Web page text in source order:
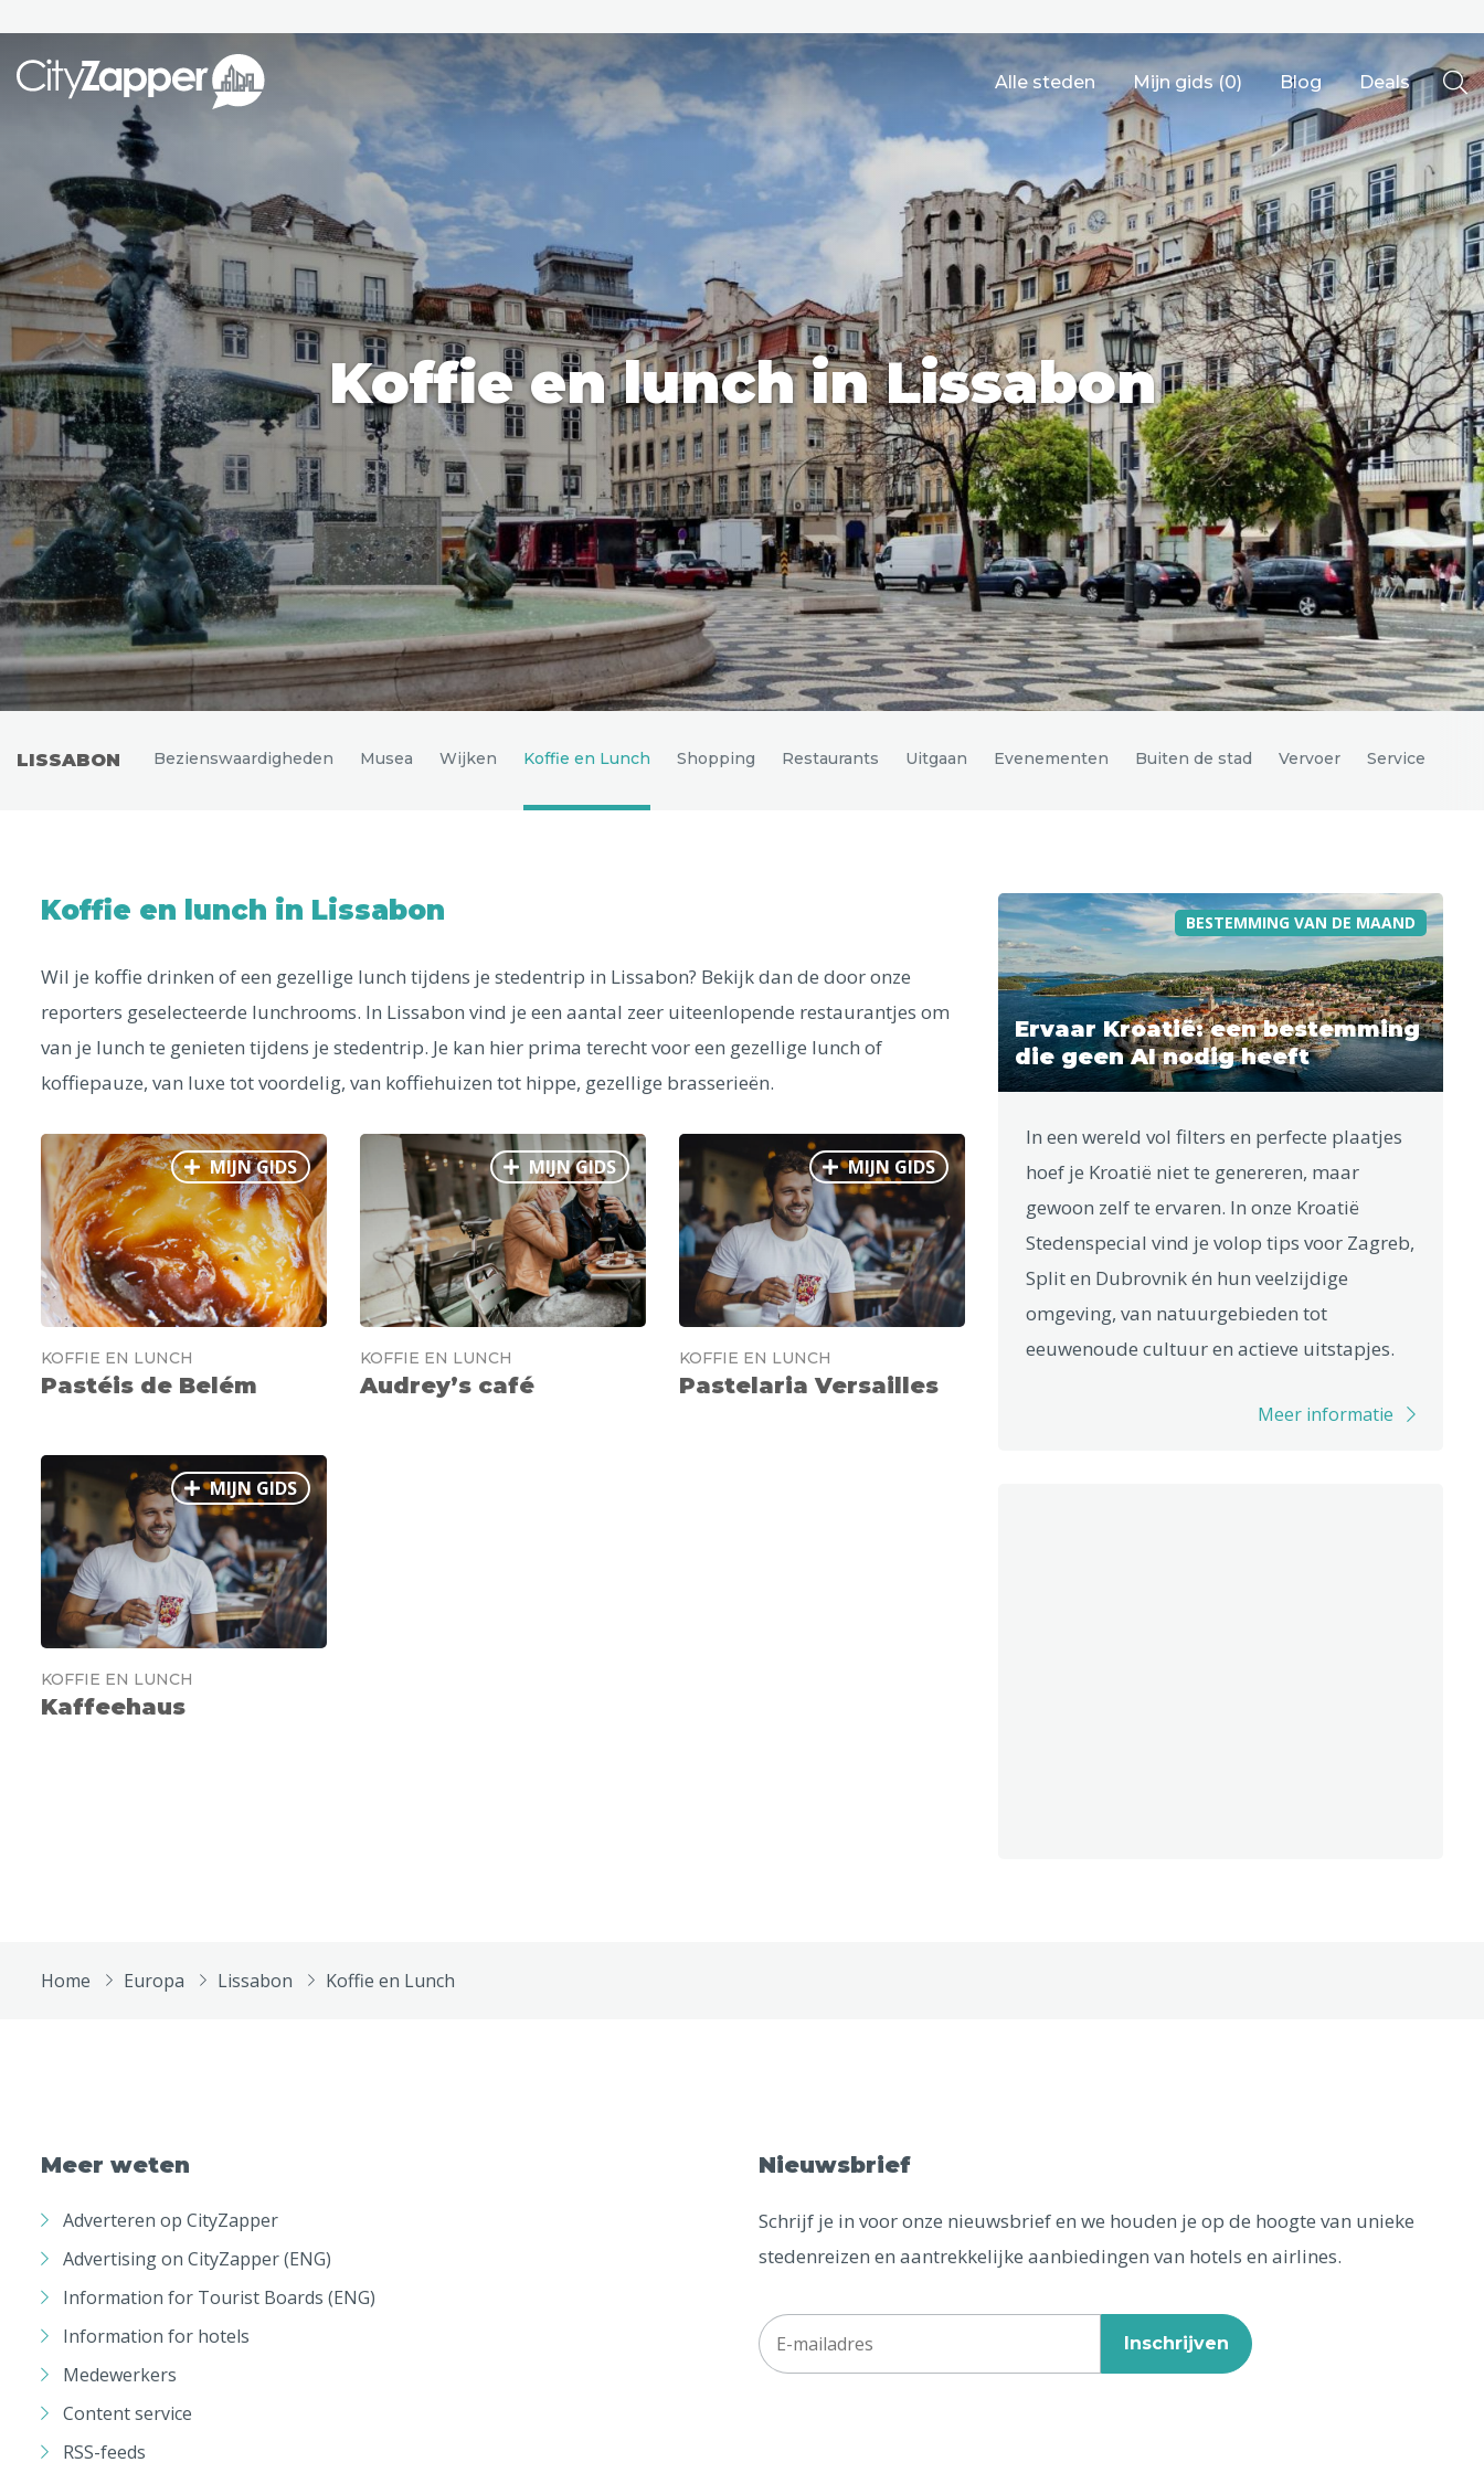
Alle steden Mijn gids (0) Blog Deals
Alle steden
Nederland
België
Duitsland
Europa
Noord-Amerika
Azië
Andere wereldsteden
Uitgelichte bestemmingen
Alle steden
Phoenix Dresden Ålesund
Parijs Tokio Amsterdam Barcelona Dubai Milaan Singapore Rome Berlijn Mechelen
Venetië
Florence
Dublin Hong Kong München Wenen Budapest Bangkok Madrid Vancouver
Alles bekijken
Koffie en lunch in Lissabon
LISSABON Bezienswaardigheden Musea Wijken Koffie en Lunch Shopping Restaurants Uitgaan Evenementen Buiten de stad Vervoer Service
Koffie en lunch in Lissabon
Wil je koffie drinken of een gezellige lunch tijdens je stedentrip in Lissabon? Bekijk dan de door onze
reporters geselecteerde lunchrooms. In Lissabon vind je een aantal zeer uiteenlopende restaurantjes om
van je lunch te genieten tijdens je stedentrip. Je kan hier prima terecht voor een gezellige lunch of
koffiepauze, van luxe tot voordelig, van koffiehuizen tot hippe, gezellige brasserieën.
MIJN GIDS
KOFFIE EN LUNCH
Pastéis de Belém
MIJN GIDS
KOFFIE EN LUNCH
Audrey’s café
MIJN GIDS
KOFFIE EN LUNCH
Pastelaria Versailles
MIJN GIDS
KOFFIE EN LUNCH
Kaffeehaus
BESTEMMING VAN DE MAAND
Ervaar Kroatië: een bestemming
die geen AI nodig heeft
In een wereld vol filters en perfecte plaatjes
hoef je Kroatië niet te genereren, maar
gewoon zelf te ervaren. In onze Kroatië
Stedenspecial vind je volop tips voor Zagreb,
Split en Dubrovnik én hun veelzijdige
omgeving, van natuurgebieden tot
eeuwenoude cultuur en actieve uitstapjes.
Meer informatie
Home Europa Lissabon Koffie en Lunch
Meer weten
Adverteren op CityZapper
Advertising on CityZapper (ENG)
Information for Tourist Boards (ENG)
Information for hotels
Medewerkers
Content service
RSS-feeds
Nieuwsbrief
Schrijf je in voor onze nieuwsbrief en we houden je op de hoogte van unieke
stedenreizen en aantrekkelijke aanbiedingen van hotels en airlines.
Inschrijven